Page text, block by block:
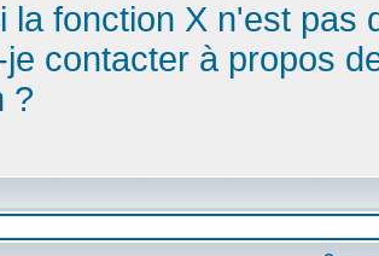
la fonction X n'est pas
contacter à propos
?